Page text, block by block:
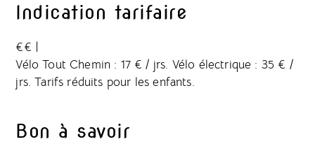
Indication tarifaire
€€
Vélo Tout Chemin : 17 € / jrs. Vélo électrique : 35 € /
jrs. Tarifs réduits pour les enfants.
Bon à savoir